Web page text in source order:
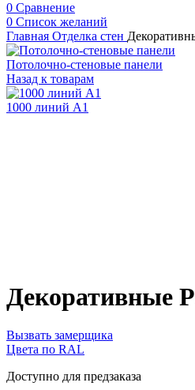
0 Сравнение
0 Список желаний
Главная Отделка стен
Потолочно-стеновые панели
Назад к товарам
1000 линий A1
Декоративные
Вызвать замерщика
Цвета по RAL
Доступно для предзаказа